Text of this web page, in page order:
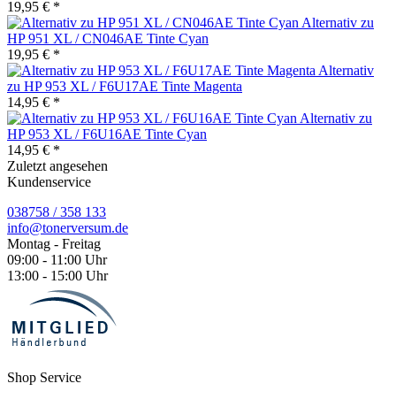
19,95 € *
Alternativ zu
HP 951 XL / CN046AE Tinte Cyan
19,95 € *
Alternativ
zu HP 953 XL / F6U17AE Tinte Magenta
14,95 € *
Alternativ zu
HP 953 XL / F6U16AE Tinte Cyan
14,95 € *
Zuletzt angesehen
Kundenservice
038758 / 358 133
info@tonerversum.de
Montag - Freitag
09:00 - 11:00 Uhr
13:00 - 15:00 Uhr
Shop Service